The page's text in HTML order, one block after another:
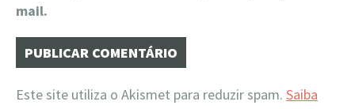
mail.
Este site utiliza o Akismet para reduzir spam. Saiba